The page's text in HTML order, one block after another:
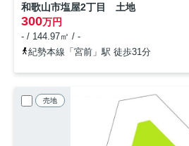
和歌山市塩屋2丁目 土地
300万円
- / 144.97㎡ / -
紀勢本線「宮前」駅 徒歩31分
売地